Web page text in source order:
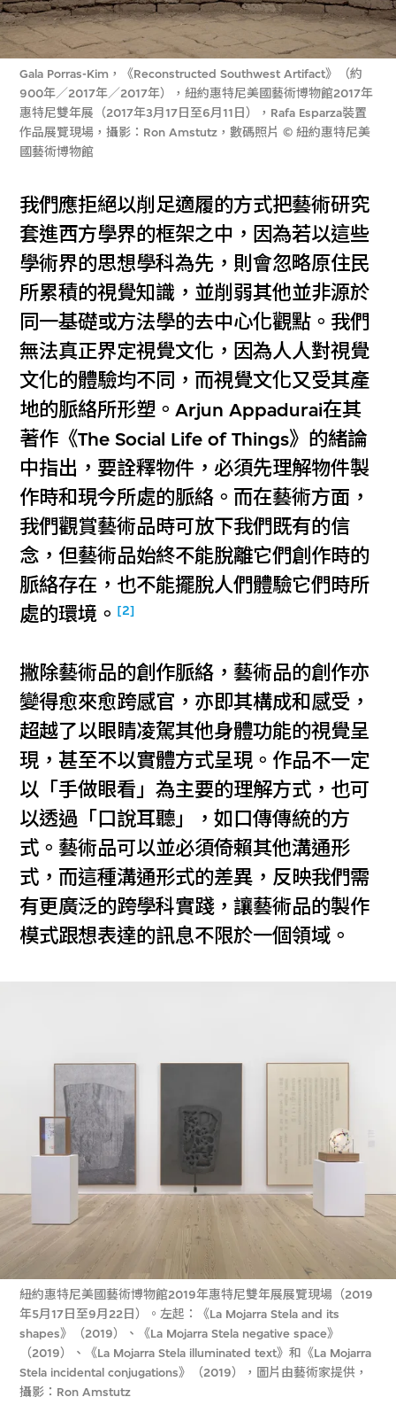
Gala Porras-Kim，《Reconstructed Southwest Artifact》（約
900年／2017年／2017年），紐約惠特尼美國藝術博物館2017年
惠特尼雙年展（2017年3月17日至6月11日），Rafa Esparza裝置
作品展覽現場，攝影：Ron Amstutz，數碼照片 © 紐約惠特尼美
國藝術博物館
我們應拒絕以削足適履的方式把藝術研究
套進西方學界的框架之中，因為若以這些
學術界的思想學科為先，則會忽略原住民
所累積的視覺知識，並削弱其他並非源於
同一基礎或方法學的去中心化觀點。我們
無法真正界定視覺文化，因為人人對視覺
文化的體驗均不同，而視覺文化又受其產
地的脈絡所形塑。Arjun Appadurai在其
著作《The Social Life of Things》的緒論
中指出，要詮釋物件，必須先理解物件製
作時和現今所處的脈絡。而在藝術方面，
我們觀賞藝術品時可放下我們既有的信
念，但藝術品始終不能脫離它們創作時的
脈絡存在，也不能擺脫人們體驗它們時所
處的環境。 [2]
撇除藝術品的創作脈絡，藝術品的創作亦
變得愈來愈跨感官，亦即其構成和感受，
超越了以眼睛凌駕其他身體功能的視覺呈
現，甚至不以實體方式呈現。作品不一定
以「手做眼看」為主要的理解方式，也可
以透過「口說耳聽」，如口傳傳統的方
式。藝術品可以並必須倚賴其他溝通形
式，而這種溝通形式的差異，反映我們需
有更廣泛的跨學科實踐，讓藝術品的製作
模式跟想表達的訊息不限於一個領域。
紐約惠特尼美國藝術博物館2019年惠特尼雙年展展覽現場（2019
年5月17日至9月22日）。左起：《La Mojarra Stela and its
shapes》（2019）、《La Mojarra Stela negative space》
（2019）、《La Mojarra Stela illuminated text》和《La Mojarra
Stela incidental conjugations》（2019），圖片由藝術家提供，
攝影：Ron Amstutz